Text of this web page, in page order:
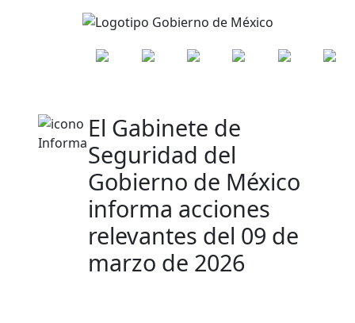
El Gabinete de
Seguridad del
Gobierno de México
informa acciones
relevantes del 09 de
marzo de 2026